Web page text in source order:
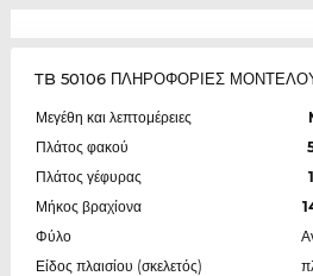
TB 50106 ΠΛΗΡΟΦΟΡΙΕΣ
Μεγέθη και λεπτομέρειες
Πλάτος φακού
Πλάτος γέφυρας
Μήκος βραχίονα
Φύλο
Είδος πλαισίου (σκελετός)